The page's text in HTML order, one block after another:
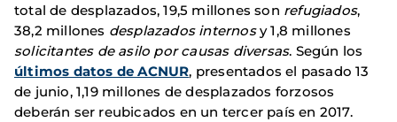
total de desplazados, 19,5 millones son refugiados,
38,2 millones desplazados internosy 1,8 millones
solicitantes de asilo por causas diversas. Según los
últimos datos de ACNUR, presentados el pasado 13
de junio, 1,19 millones de desplazados forzosos
deberán ser reubicados en un tercer país en 2017.